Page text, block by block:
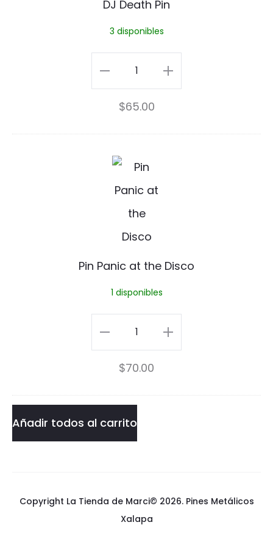
t
P
i
n
DJ Death Pin
3 disponibles
DJ
Death
cantidad
$65.00
P
n
P
i
a
t
t
e
s
Pin Panic at the Disco
1 disponibles
Pin
Panic
the
Disco
cantidad
$70.00
Añadir todos al carrito
Copyright La Tienda de Marci© 2026.Pines Metálicos
Xalapa